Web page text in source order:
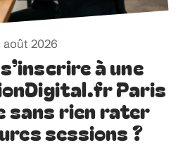
août 2026
à une
Paris
sans rien rater
sessions ?